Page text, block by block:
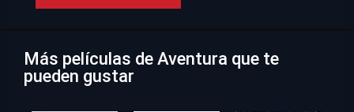
Más películas de Aventura que te
pueden gustar